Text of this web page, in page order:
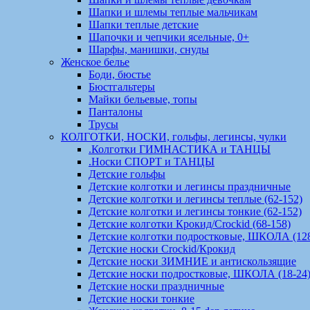
Шапки и шлемы теплые мальчикам
Шапки теплые детские
Шапочки и чепчики ясельные, 0+
Шарфы, манишки, снуды
Женское белье
Боди, бюстье
Бюстгальтеры
Майки бельевые, топы
Панталоны
Трусы
КОЛГОТКИ, НОСКИ, гольфы, легинсы, чулки
.Колготки ГИМНАСТИКА и ТАНЦЫ
.Носки СПОРТ и ТАНЦЫ
Детские гольфы
Детские колготки и легинсы праздничные
Детские колготки и легинсы теплые (62-152)
Детские колготки и легинсы тонкие (62-152)
Детские колготки Крокид/Crockid (68-158)
Детские колготки подростковые, ШКОЛА
Детские носки Crockid/Крокид
Детские носки ЗИМНИЕ и антискользящие
Детские носки подростковые, ШКОЛА (18-24)
Детские носки праздничные
Детские носки тонкие